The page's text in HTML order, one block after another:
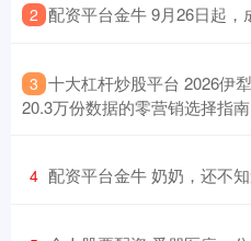
2 配资平台金牛 9月26日起
3 十大杠杆炒股平台 2026伊
20.3万份数据的零营销选择指南
4 配资平台金牛 奶奶，还不